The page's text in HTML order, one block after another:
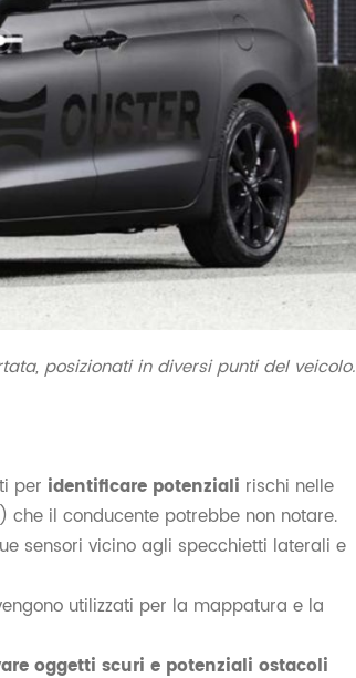
posizionati in diversi punti del veicolo.
per identificare potenziali rischi nelle
il conducente potrebbe non notare.
sensori vicino agli specchietti laterali e
utilizzati per la mappatura e la
oggetti scuri e potenziali ostacoli